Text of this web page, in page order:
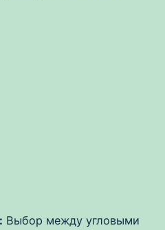
Выбор между угловыми